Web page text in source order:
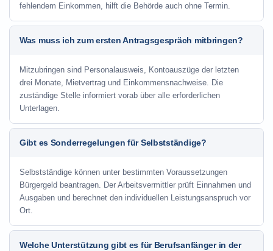
fehlendem Einkommen, hilft die Behörde auch ohne Termin.
Was muss ich zum ersten Antragsgespräch mitbringen?
Mitzubringen sind Personalausweis, Kontoauszüge der letzten
drei Monate, Mietvertrag und Einkommensnachweise. Die
zuständige Stelle informiert vorab über alle erforderlichen
Unterlagen.
Gibt es Sonderregelungen für Selbstständige?
Selbstständige können unter bestimmten Voraussetzungen
Bürgergeld beantragen. Der Arbeitsvermittler prüft Einnahmen und
Ausgaben und berechnet den individuellen Leistungsanspruch vor
Ort.
Welche Unterstützung gibt es für Berufsanfänger in der